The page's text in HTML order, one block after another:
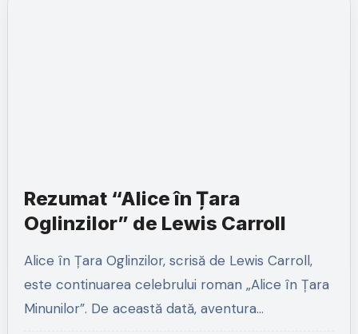
Rezumat “Alice în Țara
Oglinzilor” de Lewis Carroll
Alice în Țara Oglinzilor, scrisă de Lewis Carroll,
este continuarea celebrului roman „Alice în Țara
Minunilor”. De această dată, aventura…